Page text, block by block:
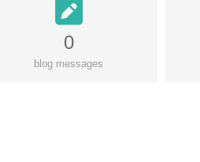
0
blog messages